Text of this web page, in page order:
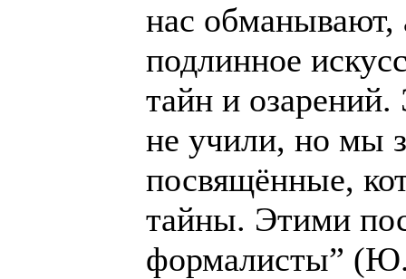
нас обманывают,
подлинное
тайн и озарений.
не учили, но мы
посвящённые,
тайны. Этими
формалисты”